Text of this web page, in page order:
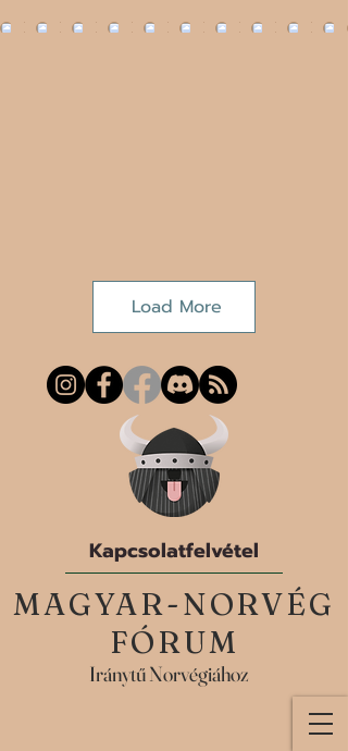
MAGYAR-NORVÉG
FÓRUM
Iránytű Norvégiához
Kapcsolatfelvétel
Load More